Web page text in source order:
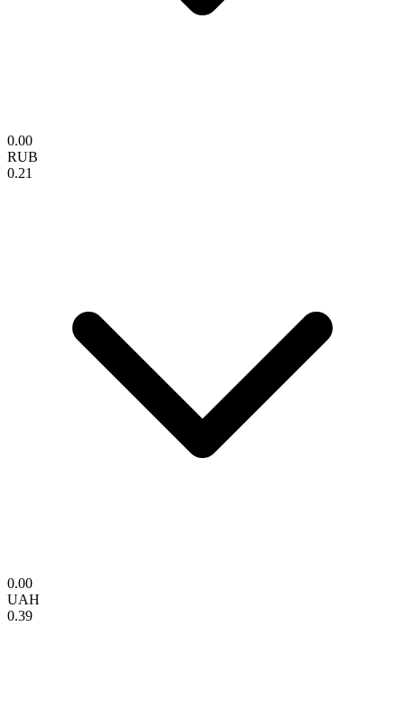
0.00
RUB
0.21
0.00
UAH
0.39